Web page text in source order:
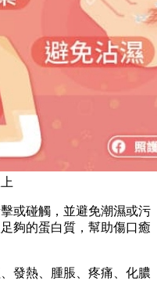
或碰觸，並避免潮濕或污
夠的蛋白質，幫助傷口癒
發熱、腫脹、疼痛、化膿